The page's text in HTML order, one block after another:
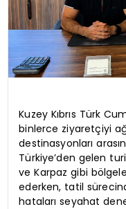
Kuzey Kıbrıs Türk
binlerce ziyaretçiyi
destinasyonları
Türkiye’den gelen
ve Karpaz gibi
ederken, tatil
hataları seyahat